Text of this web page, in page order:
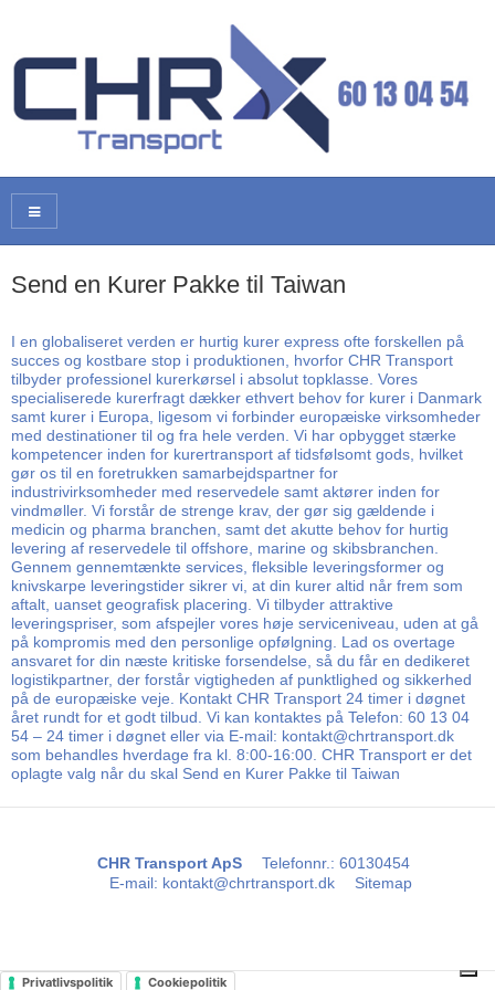
Send en Kurer Pakke til Taiwan
I en globaliseret verden er hurtig kurer express ofte forskellen på
succes og kostbare stop i produktionen, hvorfor CHR Transport
tilbyder professionel kurerkørsel i absolut topklasse. Vores
specialiserede kurerfragt dækker ethvert behov for kurer i Danmark
samt kurer i Europa, ligesom vi forbinder europæiske virksomheder
med destinationer til og fra hele verden. Vi har opbygget stærke
kompetencer inden for kurertransport af tidsfølsomt gods, hvilket
gør os til en foretrukken samarbejdspartner for
industrivirksomheder med reservedele samt aktører inden for
vindmøller. Vi forstår de strenge krav, der gør sig gældende i
medicin og pharma branchen, samt det akutte behov for hurtig
levering af reservedele til offshore, marine og skibsbranchen.
Gennem gennemtænkte services, fleksible leveringsformer og
knivskarpe leveringstider sikrer vi, at din kurer altid når frem som
aftalt, uanset geografisk placering. Vi tilbyder attraktive
leveringspriser, som afspejler vores høje serviceniveau, uden at gå
på kompromis med den personlige opfølgning. Lad os overtage
ansvaret for din næste kritiske forsendelse, så du får en dedikeret
logistikpartner, der forstår vigtigheden af punktlighed og sikkerhed
på de europæiske veje. Kontakt CHR Transport 24 timer i døgnet
året rundt for et godt tilbud. Vi kan kontaktes på Telefon: 60 13 04
54 – 24 timer i døgnet eller via E-mail: kontakt@chrtransport.dk
som behandles hverdage fra kl. 8:00-16:00. CHR Transport er det
oplagte valg når du skal Send en Kurer Pakke til Taiwan
CHR Transport ApS Telefonnr.: 60130454
E-mail: kontakt@chrtransport.dk Sitemap
Privatlivspolitik Cookiepolitik